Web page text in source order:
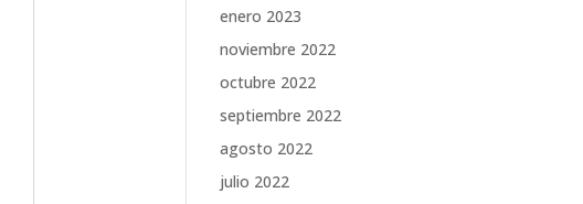
enero 2023
noviembre 2022
octubre 2022
septiembre 2022
agosto 2022
julio 2022